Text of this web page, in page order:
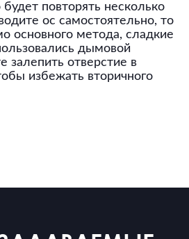
повторять несколько
ос самостоятельно, то
основного метода, сладкие
дымовой
залепить отверстие в
избежать вторичного